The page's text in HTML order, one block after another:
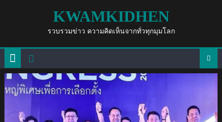
KWAMKIDHEN
รวบรวมข่าว ความคิดเห็นจากทั่วทุกมุมโลก